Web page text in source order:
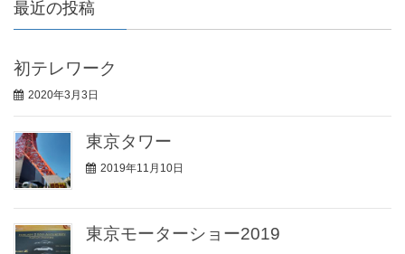
最近の投稿
初テレワーク
2020年3月3日
東京タワー
2019年11月10日
東京モーターショー2019